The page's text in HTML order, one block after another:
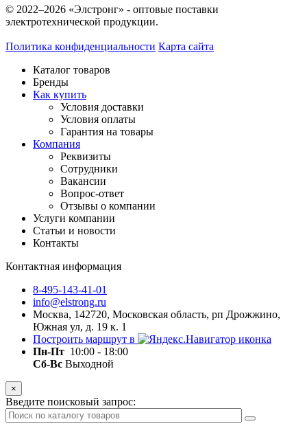
© 2022–2026 «Элстронг» - оптовые поставки
электротехнической продукции.
Политика конфиденциальности Карта сайта
Каталог товаров
Бренды
Как купить
Условия доставки
Условия оплаты
Гарантия на товары
Компания
Реквизиты
Сотрудники
Вакансии
Вопрос-ответ
Отзывы о компании
Услуги компании
Статьи и новости
Контакты
Контактная информация
8-495-143-41-01
info@elstrong.ru
Москва, 142720, Московская область, рп Дрожжино,
Южная ул, д. 19 к. 1
Построить маршрут в
Пн-Пт 10:00 - 18:00
Сб-Вс Выходной
×
Введите поисковый запрос: